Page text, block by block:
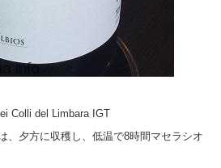
Colli del Limbara IGT
、夕方に収穫し、低温で8時間マセラシオ